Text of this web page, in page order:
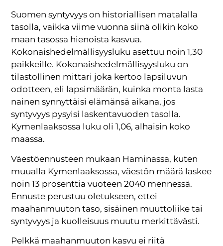
Suomen syntyvyys on historiallisen matalalla
tasolla, vaikka viime vuonna siinä olikin koko
maan tasossa hienoista kasvua.
Kokonaishedelmällisyysluku asettuu noin 1,30
paikkeille. Kokonaishedelmällisyysluku on
tilastollinen mittari joka kertoo lapsiluvun
odotteen, eli lapsimäärän, kuinka monta lasta
nainen synnyttäisi elämänsä aikana, jos
syntyvyys pysyisi laskentavuoden tasolla.
Kymenlaaksossa luku oli 1,06, alhaisin koko
maassa.
Väestöennusteen mukaan Haminassa, kuten
muualla Kymenlaaksossa, väestön määrä laskee
noin 13 prosenttia vuoteen 2040 mennessä.
Ennuste perustuu oletukseen, ettei
maahanmuuton taso, sisäinen muuttoliike tai
syntyvyys ja kuolleisuus muutu merkittävästi.
Pelkkä maahanmuuton kasvu ei riitä